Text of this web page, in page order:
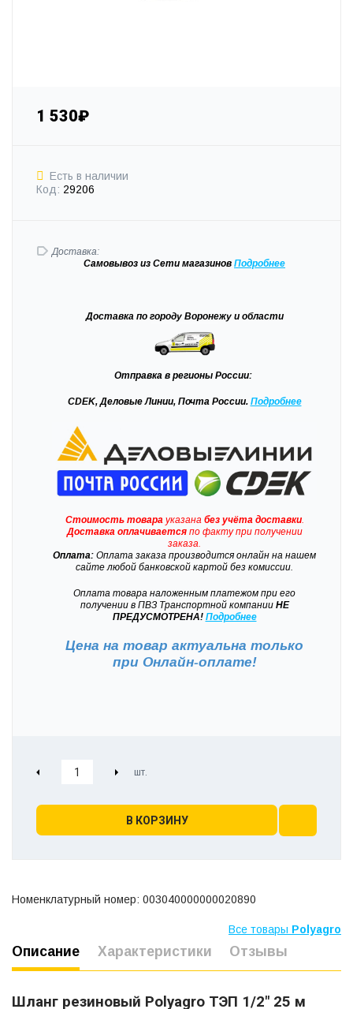
1 530₽
Есть в наличии
Код: 29206
Доставка:
Самовывоз из Сети магазинов Подробнее
Доставка по городу Воронежу и области
Отправка в регионы России:
CDEK, Деловые Линии, Почта России. Подробнее
Стоимость товарауказана без учёта доставки.
Доставкаоплачиваетсяпо факту при получении
заказа.
Оплата: Оплата заказа производится онлайн на нашем
сайте любой банковской картой без комиссии.
Оплата товара наложенным платежом при его
получении в ПВЗ Транспортной компанииНЕ
ПРЕДУСМОТРЕНА! Подробнее
Цена на товар актуальна только
при Онлайн-оплате!
В КОРЗИНУ
Номенклатурный номер: 003040000000020890
Все товары Polyagro
Описание Характеристики Отзывы
Шланг резиновый Polyagro ТЭП 1/2" 25 м